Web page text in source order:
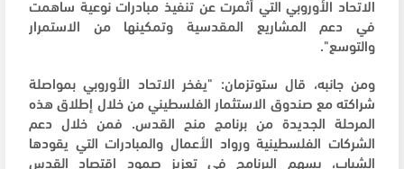
الاتحاد الأوروبي التي أثمرت عن تنفيذ مبادرات نوعية ساهمت
في دعم المشاريع المقدسية وتمكينها من الاستمرار
والتوسع".
ومن جانبه، قال ستوتزمان: "يفخر الاتحاد الأوروبي بمواصلة
شراكته مع صندوق الاستثمار الفلسطيني من خلال إطلاق هذه
المرحلة الجديدة من برنامج منح القدس. فمن خلال دعم
الشركات الفلسطينية ورواد الأعمال والمبادرات التي يقودها
الشباب، يسهم البرنامج في تعزيز صمود اقتصاد القدس